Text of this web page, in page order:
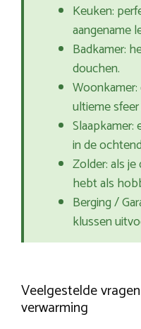
Keuken:
aangename
Badkamer:
douchen.
ultieme
Slaapkamer:
in de
Zolder: als
hebt als
Berging /
klussen
Veelgestelde
verwarming